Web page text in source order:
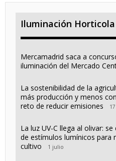
Iluminación Horticola
Mercamadrid saca a
iluminación del Mercado
La sostenibilidad de la
más producción y menos
reto de reducir emisiones
La luz UV-C llega al olivar:
de estímulos lumínicos para
cultivo
1 julio